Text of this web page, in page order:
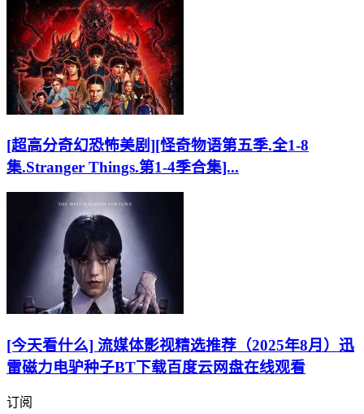
[超高分奇幻恐怖美剧][怪奇物语第五季.全1-8
集.Stranger Things.第1-4季合集]...
[今天看什么] 流媒体影视精选推荐（2025年8月）迅
雷磁力电驴种子BT下载百度云网盘在线观看
订阅